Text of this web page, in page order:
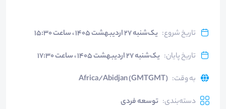
تاریخ شروع: یک‌شنبه ۲۷ اردیبهشت ۱۴۰۵ ، ساعت ۱۵:۳۰
تاریخ پایان: یک‌شنبه ۲۷ اردیبهشت ۱۴۰۵ ، ساعت ۱۷:۳۰
به وقت:
Africa/Abidjan (GMTGMT)
دسته‌بندی: توسعه فردی